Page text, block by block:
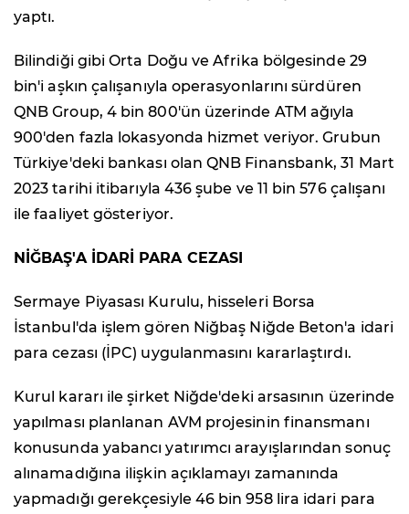
yaptı.
Bilindiği gibi Orta Doğu ve Afrika bölgesinde 29
bin'i aşkın çalışanıyla operasyonlarını sürdüren
QNB Group, 4 bin 800'ün üzerinde ATM ağıyla
900'den fazla lokasyonda hizmet veriyor. Grubun
Türkiye'deki bankası olan QNB Finansbank, 31 Mart
2023 tarihi itibarıyla 436 şube ve 11 bin 576 çalışanı
ile faaliyet gösteriyor.
NİĞBAŞ'A İDARİ PARA CEZASI
Sermaye Piyasası Kurulu, hisseleri Borsa
İstanbul'da işlem gören Niğbaş Niğde Beton'a idari
para cezası (İPC) uygulanmasını kararlaştırdı.
Kurul kararı ile şirket Niğde'deki arsasının üzerinde
yapılması planlanan AVM projesinin finansmanı
konusunda yabancı yatırımcı arayışlarından sonuç
alınamadığına ilişkin açıklamayı zamanında
yapmadığı gerekçesiyle 46 bin 958 lira idari para